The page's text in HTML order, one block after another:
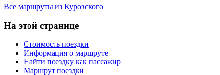
Все маршруты из Куровского
На этой странице
Стоимость поездки
Информация о маршруте
Найти поездку как пассажир
Маршрут поездки